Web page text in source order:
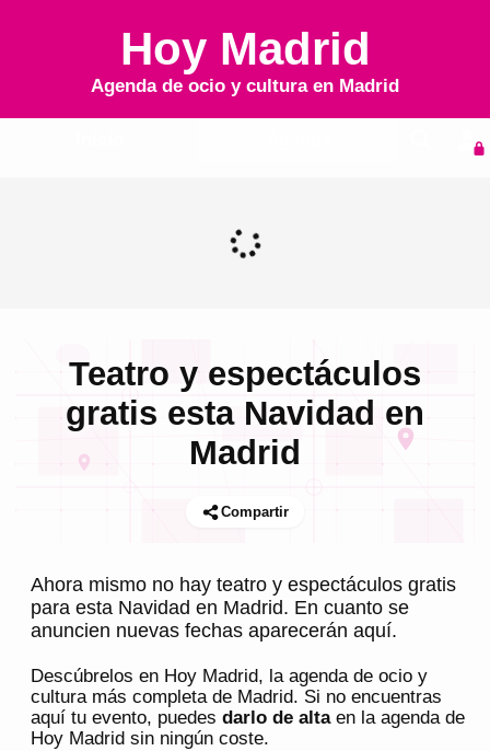
Hoy Madrid
Agenda de ocio y cultura en Madrid
Teatro y espectáculos
gratis esta Navidad en
Madrid
Compartir
Ahora mismo no hay teatro y espectáculos gratis
para esta Navidad en Madrid. En cuanto se
anuncien nuevas fechas aparecerán aquí.
Descúbrelos en Hoy Madrid, la agenda de ocio y
cultura más completa de Madrid. Si no encuentras
aquí tu evento, puedes darlo de altaen la agenda de
Hoy Madrid sin ningún coste.